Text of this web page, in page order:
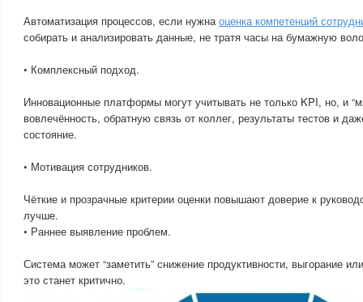
Автоматизация процессов, если нужнаоценка компетенций
собирать и анализировать данные, не тратя часы на бумажную
• Комплексный подход.
Инновационные платформы могут учитывать не только KPI, но, и
вовлечённость, обратную связь от коллег, результаты тестов и
состояние.
• Мотивация сотрудников.
Чёткие и прозрачные критерии оценки повышают доверие к
лучше.
• Раннее выявление проблем.
Система может “заметить” снижение продуктивности, выгорание
это станет критично.